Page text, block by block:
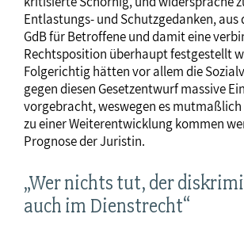
Entlastungs- und Schutzgedanken, aus
GdB für Betroffene und damit eine
Rechtsposition überhaupt festgestellt
Folgerichtig hätten vor allem die
gegen diesen Gesetzentwurf massive
vorgebracht, weswegen es
zu einer Weiterentwicklung kommen
Prognose der Juristin.
„Wer nichts tut, der
auch im Dienstrecht“